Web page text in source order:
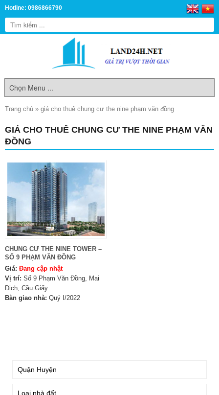
Hotline: 0986866790
Trang chủ » giá cho thuê chung cư the nine phạm văn đồng
GIÁ CHO THUÊ CHUNG CƯ THE NINE PHẠM VĂN
ĐỒNG
CHUNG CƯ THE NINE TOWER –
SỐ 9 PHẠM VĂN ĐỒNG
Giá: Đang cập nhật
Vị trí: Số 9 Phạm Văn Đồng, Mai
Dịch, Cầu Giấy
Bàn giao nhà: Quý I/2022